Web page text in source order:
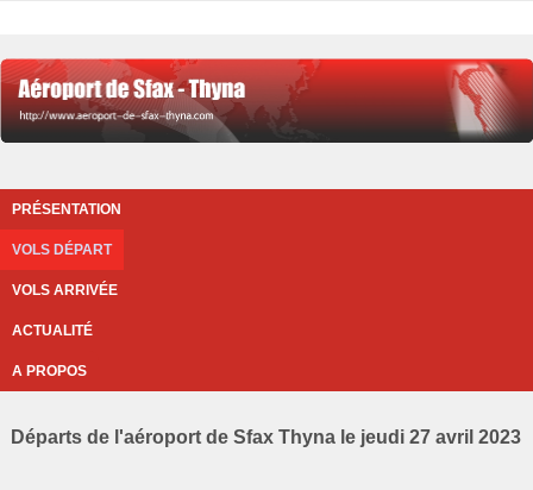
PRÉSENTATION
VOLS DÉPART
VOLS ARRIVÉE
ACTUALITÉ
A PROPOS
Départs de l'aéroport de Sfax Thyna le jeudi 27 avril 2023